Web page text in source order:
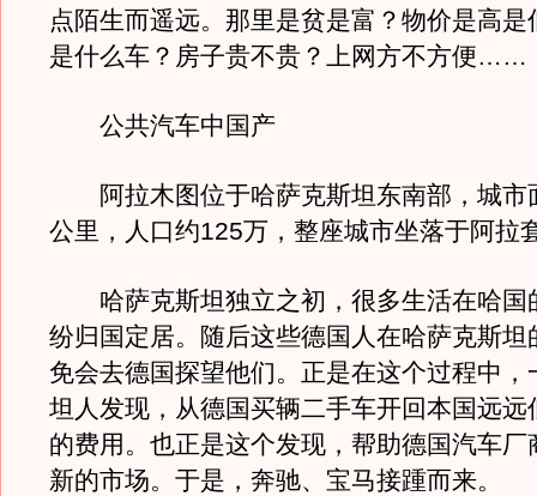
点陌生而遥远。那里是贫是富？物价是高是
是什么车？房子贵不贵？上网方不方便……
公共汽车中国产
阿拉木图位于哈萨克斯坦东南部，城市
公里，人口约125万，整座城市坐落于阿拉
哈萨克斯坦独立之初，很多生活在哈国
纷归国定居。随后这些德国人在哈萨克斯坦
免会去德国探望他们。正是在这个过程中，
坦人发现，从德国买辆二手车开回本国远远
的费用。也正是这个发现，帮助德国汽车厂
新的市场。于是，奔驰、宝马接踵而来。